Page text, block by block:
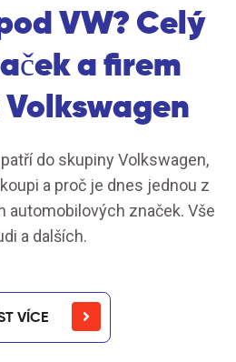
VW? Celý
a firem
do skupiny Volkswagen,
a proč je dnes jednou z
automobilových značek. Vše
a dalších.
VÍCE